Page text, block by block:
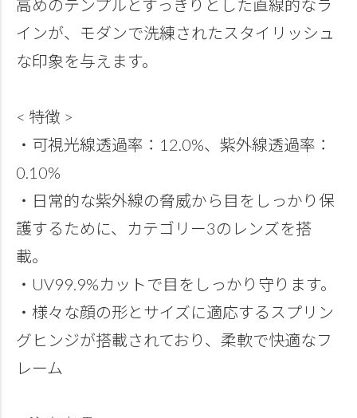
高めのテンプルとすっきりとした直線的なラ
インが、モダンで洗練されたスタイリッシュ
な印象を与えます。
< 特徴 >
・可視光線透過率：12.0%、紫外線透過率：
0.10%
・日常的な紫外線の脅威から目をしっかり保
護するために、カテゴリー3のレンズを搭
載。
・UV99.9%カットで目をしっかり守ります。
・様々な顔の形とサイズに適応するスプリン
グヒンジが搭載されており、柔軟で快適なフ
レーム